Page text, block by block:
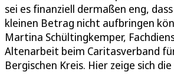
sei es finanziell dermaßen eng,
kleinen Betrag nicht aufbringen
Martina Schültingkemper,
Altenarbeit beim Caritasverband
Bergischen Kreis. Hier zeige sich